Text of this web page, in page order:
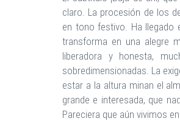
claro. La procesión de los
en tono festivo. Ha llegado
transforma en una alegre
liberadora y honesta,
sobredimensionadas. La
estar a la altura minan el
grande e interesada, que
Pareciera que aún vivimos